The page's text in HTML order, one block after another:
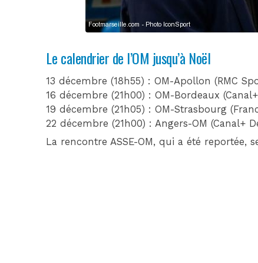
Le calendrier de l’OM jusqu’à Noël
13 décembre (18h55) : OM-Apollon (RMC
16 décembre (21h00) : OM-Bordeaux
19 décembre (21h05) : OM-Strasbourg
22 décembre (21h00) : Angers-OM (Canal+
La rencontre ASSE-OM, qui a été reportée,